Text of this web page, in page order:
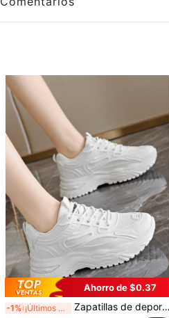
Ahorro de $0.37
-1% ¡Últimos 3 días Zapatillas de deporte casuales con punta redonda, malla cruzada, transpirables y cómodas para mujer